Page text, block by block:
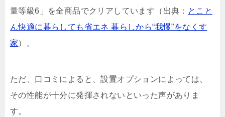
量等級6」を全商品でクリアしています（出典： とこと
ん快適に暮らしても省エネ 暮らしから“我慢”をなくす
家）。
ただ、口コミによると、設置オプションによっては、
その性能が十分に発揮されないといった声がありま
す。